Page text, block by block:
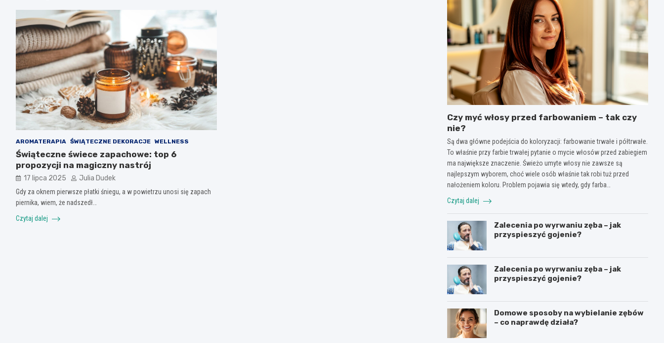
AROMATERAPIA ŚWIĄTECZNE DEKORACJE WELLNESS
Świąteczne świece zapachowe: top 6
propozycji na magiczny nastrój
17 lipca 2025 Julia Dudek
Gdy za oknem pierwsze płatki śniegu, a w powietrzu unosi się zapach
piernika, wiem, że nadszedł…
Czytaj dalej
Czy myć włosy przed farbowaniem – tak czy
nie?
Są dwa główne podejścia do koloryzacji: farbowanie trwałe i półtrwałe.
To właśnie przy farbie trwałej pytanie o mycie włosów przed zabiegiem
ma największe znaczenie. Świeżo umyte włosy nie zawsze są
najlepszym wyborem, choć wiele osób właśnie tak robi tuż przed
nałożeniem koloru. Problem pojawia się wtedy, gdy farba…
Czytaj dalej
Zalecenia po wyrwaniu zęba – jak
przyspieszyć gojenie?
Zalecenia po wyrwaniu zęba – jak
przyspieszyć gojenie?
Domowe sposoby na wybielanie zębów
– co naprawdę działa?